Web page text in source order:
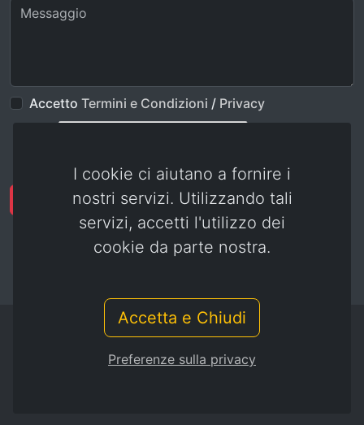
I cookie ci aiutano a fornire i
nostri servizi. Utilizzando tali
servizi, accetti l'utilizzo dei
cookie da parte nostra.
Accetta e Chiudi
Preferenze sulla privacy
Accetto Termini e Condizioni / Privacy